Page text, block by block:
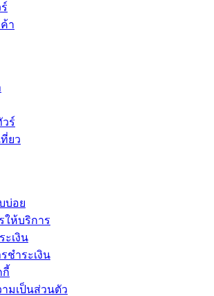
า
ร์
ที่ยว
บ่อย
ให้บริการ
ะเงิน
ชำระเงิน
กี้
มเป็นส่วนตัว